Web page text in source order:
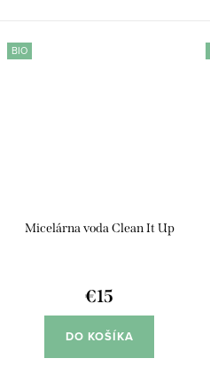
posilňuje kožnú bariéru. Vďaka
BIO
Micelárna voda Clean It Up
€15
DO KOŠÍKA